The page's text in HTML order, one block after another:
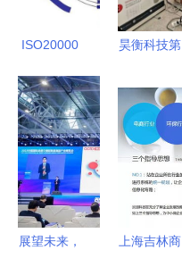
心竞争力构
建
ISO20000
务管理标准
入门解读 |
上海擎标信
息技术咨询
服务
昊衡科技第
健康管理技
术国际高端
论坛暨青年
科学家论坛
圆满落幕，
信息技术咨
展望未来，
上海吉林商